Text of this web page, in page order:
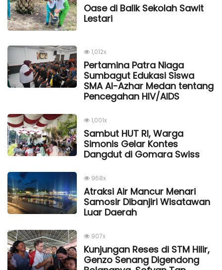
Oase di Balik Sekolah Sawit
Lestari
1,012x
Pertamina Patra Niaga
Sumbagut Edukasi Siswa
SMA Al-Azhar Medan tentang
Pencegahan HIV/AIDS
1,001x
Sambut HUT RI, Warga
Simonis Gelar Kontes
Dangdut di Gomara Swiss
968x
Atraksi Air Mancur Menari
Samosir Dibanjiri Wisatawan
Luar Daerah
907x
Kunjungan Reses di STM Hilir,
Genzo Senang Digendong